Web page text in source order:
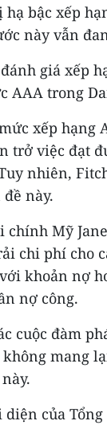
hạ bậc xếp
này vẫn
giá xếp
AAA trong
xếp hạng
trở việc đạt
nhiên,
này.
chính Mỹ
chi phí cho
khoản nợ
nợ công.
cuộc đàm
mang
của